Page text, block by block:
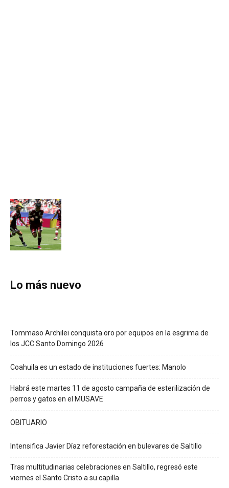
Lo más nuevo
Tommaso Archilei conquista oro por equipos en la esgrima de
los JCC Santo Domingo 2026
Coahuila es un estado de instituciones fuertes: Manolo
Habrá este martes 11 de agosto campaña de esterilización de
perros y gatos en el MUSAVE
OBITUARIO
Intensifica Javier Díaz reforestación en bulevares de Saltillo
Tras multitudinarias celebraciones en Saltillo, regresó este
viernes el Santo Cristo a su capilla